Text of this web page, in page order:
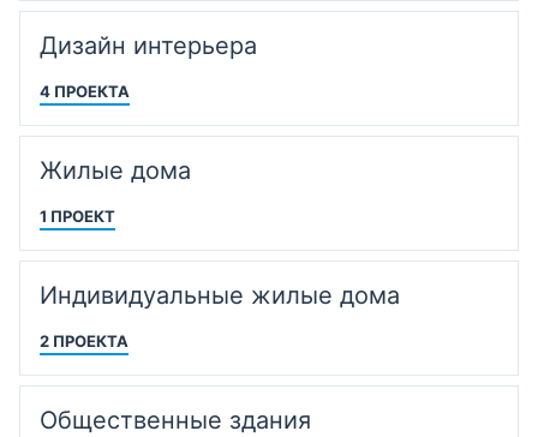
Дизайн интерьера
4 ПРОЕКТА
Жилые дома
1 ПРОЕКТ
Индивидуальные жилые дома
2 ПРОЕКТА
Общественные здания